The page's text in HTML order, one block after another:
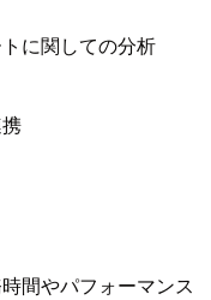
に関しての分析
間やパフォーマンス